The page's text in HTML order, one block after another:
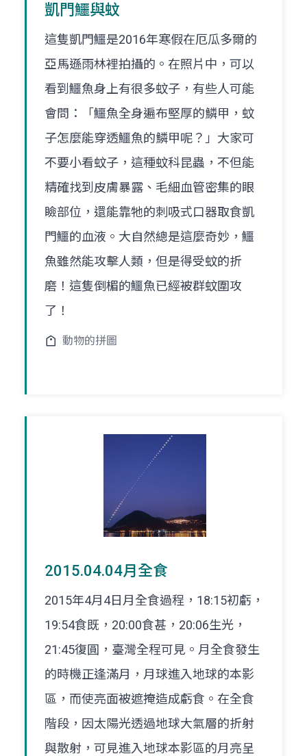
凱門鱷與蚊
這隻凱門鱷是2016年寒假在厄瓜多爾的
亞馬遜雨林裡拍攝的。在照片中，可以
看到鱷魚身上有很多蚊子，有些人可能
會問：「鱷魚全身遍布堅厚的鱗甲，蚊
子怎麼能穿透鱷魚的鱗甲呢？」大家可
不要小看蚊子，這種蚊科昆蟲，不但能
精確找到皮膚暴露、毛細血管密集的眼
瞼部位，還能靠牠的刺吸式口器取食凱
門鱷的血液。大自然總是這麼奇妙，鱷
魚雖然能攻擊人類，但是得受蚊的折
磨！這隻倒楣的鱷魚已經被群蚊圍攻
了！
動物的拼圖
2015.04.04月全食
2015年4月4日月全食過程，18:15初虧，
19:54食既，20:00食甚，20:06生光，
21:45復圓，臺灣全程可見。月全食發生
的時機正逢滿月，月球進入地球的本影
區，而使亮面被遮掩造成虧食。在全食
階段，因太陽光透過地球大氣層的折射
與散射，可見進入地球本影區的月亮呈